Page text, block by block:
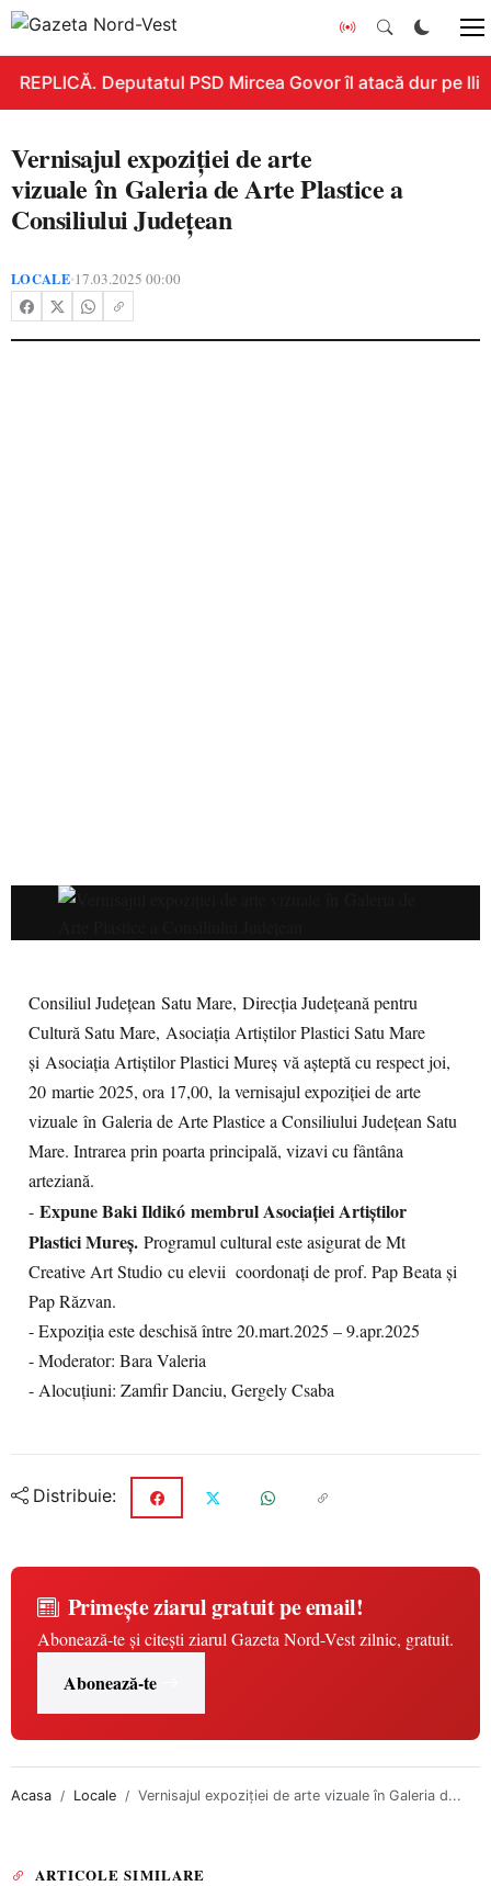
REPLICĂ. Deputatul PSD Mircea Govor îl atacă dur pe
Vernisajul expoziției de arte
vizuale în Galeria de Arte Plastice a
Consiliului Județean
LOCALE•17.03.2025 00:00
Consiliul Județean Satu Mare, Direcția Județeană pentru
Cultură Satu Mare, Asociația Artiștilor Plastici Satu Mare
și Asociația Artiștilor Plastici Mureș vă așteptă cu respect joi,
20 martie 2025, ora 17,00, la vernisajul expoziției de arte
vizuale în Galeria de Arte Plastice a Consiliului Județean Satu
Mare. Intrarea prin poarta principală, vizavi cu fântâna
arteziană.
- Expune Baki Ildikó membrul Asociației Artiștilor
Plastici Mureș. Programul cultural este asigurat de Mt
Creative Art Studio cu elevii coordonați de prof. Pap Beata și
Pap Răzvan.
- Expoziția este deschisă între 20.mart.2025 – 9.apr.2025
- Moderator: Bara Valeria
- Alocuțiuni: Zamfir Danciu, Gergely Csaba
Distribuie:
Primește ziarul gratuit pe email!
Abonează-te și citești ziarul Gazeta Nord-Vest zilnic, gratuit.
Abonează-te
Acasa Locale Vernisajul expoziției de arte vizuale în Galeria d...
ARTICOLE SIMILARE